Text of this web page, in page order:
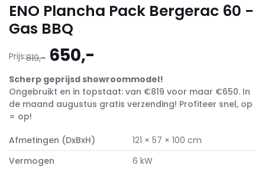
ENO Plancha Pack Bergerac 60 -
Gas BBQ
Prijs:819,- Oorspronkelijke
prijs
was:
819,-.
650,-
prijs
is:
650,-.
Scherp geprijsd showroommodel!
Ongebruikt en in topstaat: van €819 voor maar €650. In
de maand augustus gratis verzending! Profiteer snel, op
= op!
Afmetingen (DxBxH)
121 × 57 × 100 cm
Vermogen
6 kW